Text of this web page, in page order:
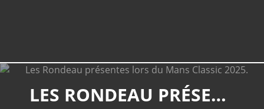
LES RONDEAU PRÉSENTES LORS DU MANS CLASSIC 2025.